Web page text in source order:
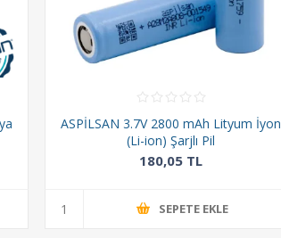
ASPİLSAN 3.7V 2800 mAh Lityum İyon
(Li-ion) Şarjlı Pil
180,05 TL
SEPETE EKLE